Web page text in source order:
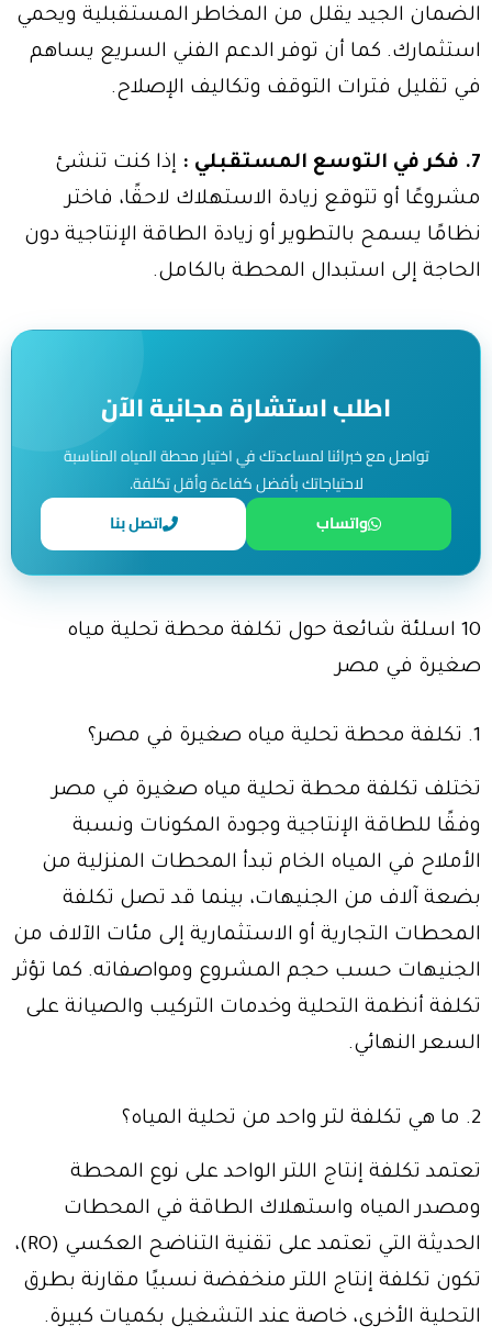
الضمان الجيد يقلل من المخاطر المستقبلية ويحمي
استثمارك. كما أن توفر الدعم الفني السريع يساهم
في تقليل فترات التوقف وتكاليف الإصلاح.
7. فكر في التوسع المستقبلي :
إذا كنت تنشئ
مشروعًا أو تتوقع زيادة الاستهلاك لاحقًا، فاختر
نظامًا يسمح بالتطوير أو زيادة الطاقة الإنتاجية دون
الحاجة إلى استبدال المحطة بالكامل.
اطلب استشارة مجانية الآن
تواصل مع خبرائنا لمساعدتك في اختيار محطة المياه المناسبة
لاحتياجاتك بأفضل كفاءة وأقل تكلفة.
واتساب
اتصل بنا
10 اسلئة شائعة حول تكلفة محطة تحلية مياه
صغيرة في مصر
1. تكلفة محطة تحلية مياه صغيرة في مصر؟
تختلف تكلفة محطة تحلية مياه صغيرة في مصر
وفقًا للطاقة الإنتاجية وجودة المكونات ونسبة
الأملاح في المياه الخام تبدأ المحطات المنزلية من
بضعة آلاف من الجنيهات، بينما قد تصل تكلفة
المحطات التجارية أو الاستثمارية إلى مئات الآلاف من
الجنيهات حسب حجم المشروع ومواصفاته. كما تؤثر
تكلفة أنظمة التحلية وخدمات التركيب والصيانة على
السعر النهائي.
2. ما هي تكلفة لتر واحد من تحلية المياه؟
تعتمد تكلفة إنتاج اللتر الواحد على نوع المحطة
ومصدر المياه واستهلاك الطاقة في المحطات
الحديثة التي تعتمد على تقنية التناضح العكسي (RO)،
تكون تكلفة إنتاج اللتر منخفضة نسبيًا مقارنة بطرق
التحلية الأخرى، خاصة عند التشغيل بكميات كبيرة.